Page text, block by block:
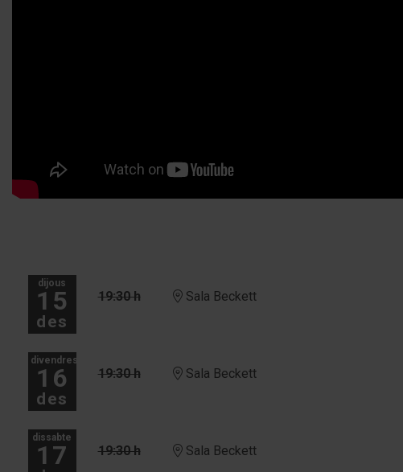
dijous
15
des
19:30 h Sala Beckett
divendres
16
des
19:30 h Sala Beckett
dissabte
17 19:30 h Sala Beckett